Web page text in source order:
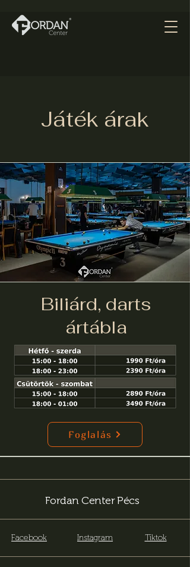
Játék árak
Biliárd, darts
ártábla
Foglalás
Fordan Center Pécs
Facebook Instagram Tiktok